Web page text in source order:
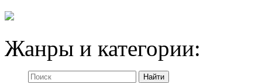
Жанры и категории: